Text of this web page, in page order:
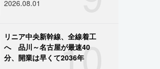
2026.08.01
10
リニア中央新幹線、全線着工
へ 品川～名古屋が最速40
分、開業は早くて2036年